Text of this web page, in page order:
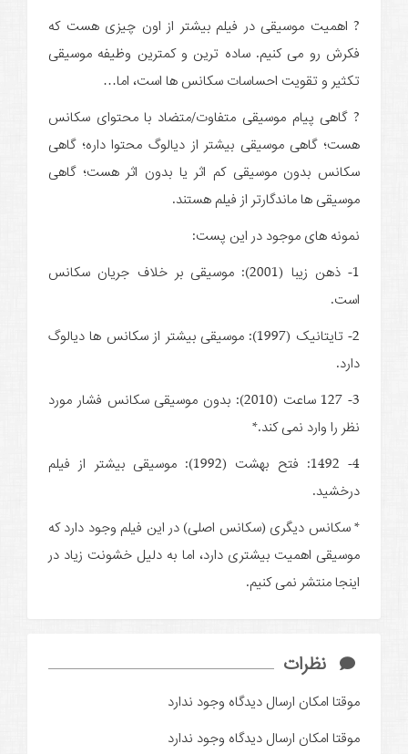
? اهمیت موسیقی در فیلم بیشتر از اون چیزی هست که
فکرش رو می کنیم. ساده ترین و کمترین وظیفه موسیقی
تکثیر و تقویت احساسات سکانس ها است، اما…
? گاهی پیام موسیقی متفاوت/متضاد با محتوای سکانس
هست؛ گاهی موسیقی بیشتر از دیالوگ محتوا داره؛ گاهی
سکانس بدون موسیقی کم اثر یا بدون اثر هست؛ گاهی
موسیقی ها ماندگارتر از فیلم هستند.
نمونه های موجود در این پست:
1- ذهن زیبا (2001): موسیقی بر خلاف جریان سکانس
است.
2- تایتانیک (1997): موسیقی بیشتر از سکانس ها دیالوگ
دارد.
3- 127 ساعت (2010): بدون موسیقی سکانس فشار مورد
نظر را وارد نمی کند.*
4- 1492: فتح بهشت (1992): موسیقی بیشتر از فیلم
درخشید.
* سکانس دیگری (سکانس اصلی) در این فیلم وجود دارد که
موسیقی اهمیت بیشتری دارد، اما به دلیل خشونت زیاد در
اینجا منتشر نمی کنیم.
نظرات
موقتا امکان ارسال دیدگاه وجود ندارد
موقتا امکان ارسال دیدگاه وجود ندارد